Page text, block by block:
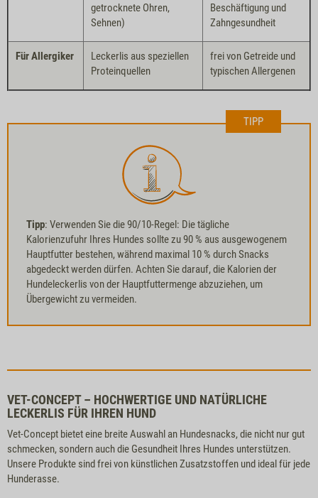
getrocknete Ohren,
Sehnen)
Beschäftigung und
Zahngesundheit
Für Allergiker
Leckerlis aus speziellen
Proteinquellen
frei von Getreide und
typischen Allergenen
TIPP
Tipp: Verwenden Sie die 90/10-Regel: Die tägliche
Kalorienzufuhr Ihres Hundes sollte zu 90 % aus ausgewogenem
Hauptfutter bestehen, während maximal 10 % durch Snacks
abgedeckt werden dürfen. Achten Sie darauf, die Kalorien der
Hundeleckerlis von der Hauptfuttermenge abzuziehen, um
Übergewicht zu vermeiden.
VET-CONCEPT – HOCHWERTIGE UND NATÜRLICHE
LECKERLIS FÜR IHREN HUND
Vet-Concept bietet eine breite Auswahl an Hundesnacks, die nicht nur gut
schmecken, sondern auch die Gesundheit Ihres Hundes unterstützen.
Unsere Produkte sind frei von künstlichen Zusatzstoffen und ideal für jede
Hunderasse.